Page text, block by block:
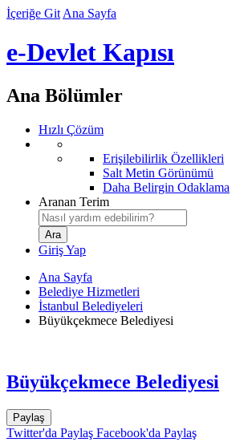
İçeriğe Git Ana Sayfa
e-Devlet Kapısı
Ana Bölümler
Hızlı Çözüm
Erişilebilirlik Özellikleri
Salt Metin Görünümü
Daha Belirgin Odaklama
Aranan Terim
Giriş Yap
Ana Sayfa
Belediye Hizmetleri
İstanbul Belediyeleri
Büyükçekmece Belediyesi
Büyükçekmece Belediyesi
Paylaş
Twitter'da Paylaş Facebook'da Paylaş